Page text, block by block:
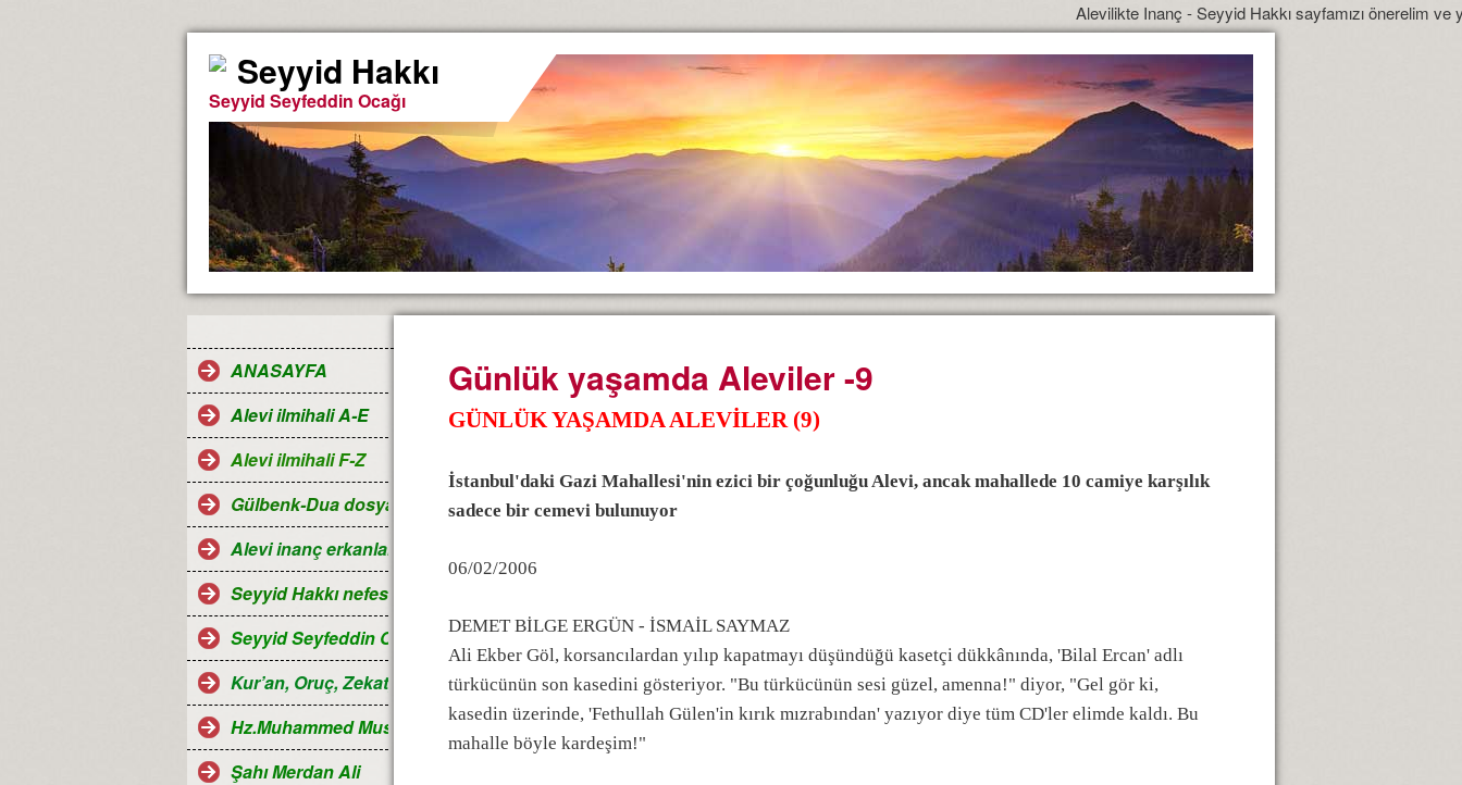
Alevilikte Inanç - Seyyid Hakkı sayfamızı önerelim ve
Seyyid Hakkı
Seyyid Seyfeddin Ocağı
ANASAYFA
Alevi ilmihali A-E
Alevi ilmihali F-Z
Gülbenk-Dua dosyası
Alevi inanç erkanları
Seyyid Hakkı nefesleri
Seyyid Seyfeddin Ocağı...
Kur’an, Oruç, Zekat, Hac ve Ramazan ayı
Hz.Muhammed Mustafa
Şahı Merdan Ali
Günlük yaşamda Aleviler -9
GÜNLÜK YAŞAMDA ALEVİLER (9)
İstanbul'daki Gazi Mahallesi'nin ezici bir çoğunluğu Alevi, ancak mahallede 10 camiye karşılık
sadece bir cemevi bulunuyor
06/02/2006
DEMET BİLGE ERGÜN - İSMAİL SAYMAZ
Ali Ekber Göl, korsancılardan yılıp kapatmayı düşündüğü kasetçi dükkânında, 'Bilal Ercan' adlı
türkücünün son kasedini gösteriyor. "Bu türkücünün sesi güzel, amenna!" diyor, "Gel gör ki,
kasedin üzerinde, 'Fethullah Gülen'in kırık mızrabından' yazıyor diye tüm CD'ler elimde kaldı. Bu
mahalle böyle kardeşim!"